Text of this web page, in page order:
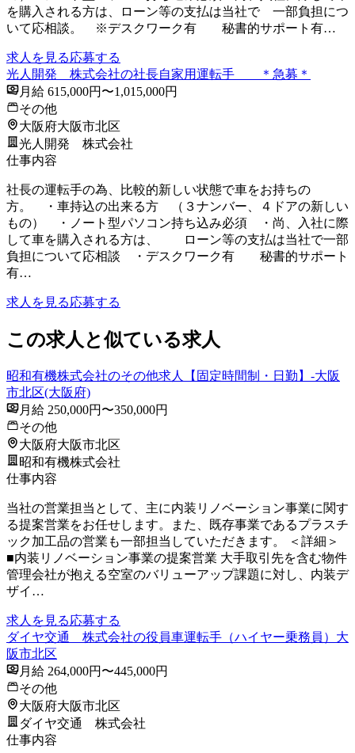
を購入される方は、ローン等の支払は当社で 一部負担につ
いて応相談。 ※デスクワーク有 秘書的サポート有…
求人を見る応募する
光人開発 株式会社の社長自家用運転手 ＊急募＊
月給 615,000円〜1,015,000円
その他
大阪府大阪市北区
光人開発 株式会社
仕事内容
社長の運転手の為、比較的新しい状態で車をお持ちの
方。 ・車持込の出来る方 （３ナンバー、４ドアの新しい
もの） ・ノート型パソコン持ち込み必須 ・尚、入社に際
して車を購入される方は、 ローン等の支払は当社で一部
負担について応相談 ・デスクワーク有 秘書的サポート
有…
求人を見る応募する
この求人と似ている求人
昭和有機株式会社のその他求人【固定時間制・日勤】-大阪
市北区(大阪府)
月給 250,000円〜350,000円
その他
大阪府大阪市北区
昭和有機株式会社
仕事内容
当社の営業担当として、主に内装リノベーション事業に関す
る提案営業をお任せします。また、既存事業であるプラスチ
ック加工品の営業も一部担当していただきます。 ＜詳細＞
■内装リノベーション事業の提案営業 大手取引先を含む物件
管理会社が抱える空室のバリューアップ課題に対し、内装デ
ザイ…
求人を見る応募する
ダイヤ交通 株式会社の役員車運転手（ハイヤー乗務員）大
阪市北区
月給 264,000円〜445,000円
その他
大阪府大阪市北区
ダイヤ交通 株式会社
仕事内容